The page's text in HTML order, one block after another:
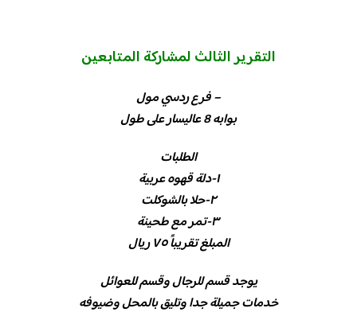
التقرير الثالث لمشاركة المتابعين
– فرع ردسي مول
بوابه 8 عاليسار على طول
الطلبات
١-دلة قهوه عربية
٢-حلا بالشوكلت
٣-تمر مع طحينة
المبلغ تقريباً ٧٥ ريال
يوجد قسم للرجال وقسم للعوائل
خدمات جميلة جدا وتليق بالمحل وضيوفه